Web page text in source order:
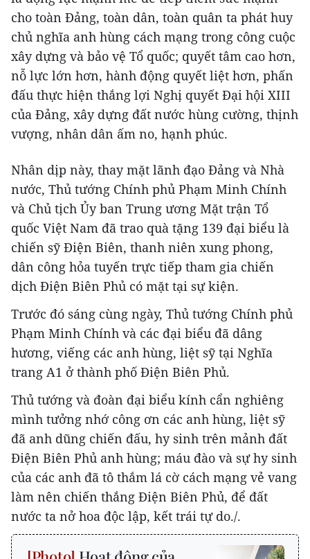
cho toàn Ðảng, toàn dân, toàn quân ta phát huy
chủ nghĩa anh hùng cách mạng trong công cuộc
xây dựng và bảo vệ Tổ quốc; quyết tâm cao hơn,
nỗ lực lớn hơn, hành động quyết liệt hơn, phấn
đấu thực hiện thắng lợi Nghị quyết Đại hội XIII
của Đảng, xây dựng đất nước hùng cường, thịnh
vượng, nhân dân ấm no, hạnh phúc.
Nhân dịp này, thay mặt lãnh đạo Đảng và Nhà
nước, Thủ tướng Chính phủ Phạm Minh Chính
và Chủ tịch Ủy ban Trung ương Mặt trận Tổ
quốc Việt Nam đã trao quà tặng 139 đại biểu là
chiến sỹ Điện Biên, thanh niên xung phong,
dân công hỏa tuyến trực tiếp tham gia chiến
dịch Điện Biên Phủ có mặt tại sự kiện.
Trước đó sáng cùng ngày, Thủ tướng Chính phủ
Phạm Minh Chính và các đại biểu đã dâng
hương, viếng các anh hùng, liệt sỹ tại Nghĩa
trang A1 ở thành phố Điện Biên Phủ.
Thủ tướng và đoàn đại biểu kính cẩn nghiêng
mình tưởng nhớ công ơn các anh hùng, liệt sỹ
đã anh dũng chiến đấu, hy sinh trên mảnh đất
Điện Biên Phủ anh hùng; máu đào và sự hy sinh
của các anh đã tô thắm lá cờ cách mạng vẻ vang
làm nên chiến thắng Điện Biên Phủ, để đất
nước ta nở hoa độc lập, kết trái tự do./.